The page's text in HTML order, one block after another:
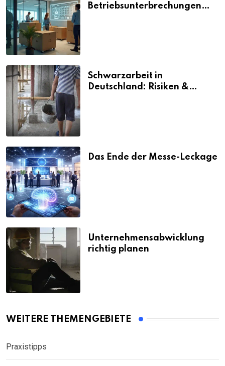
Betriebsunterbrechungen
Schwarzarbeit in
Deutschland: Risiken &
Das Ende der Messe-Leckage
Unternehmensabwicklung
richtig planen
WEITERE THEMENGEBIETE
Praxistipps